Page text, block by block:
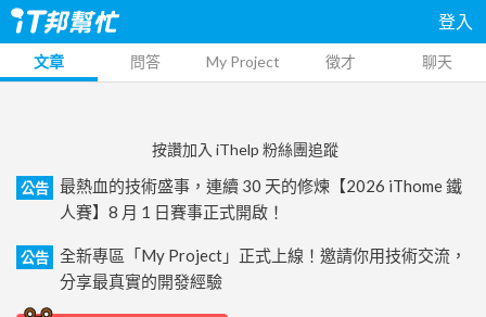
登入
文章 問答 My Project 徵才 聊天
按讚加入 iThelp 粉絲團追蹤
公告
最熱血的技術盛事，連續 30 天的修煉【2026 iThome 鐵
人賽】8 月 1 日賽事正式開啟！
公告
全新專區「My Project」正式上線！邀請你用技術交流，
分享最真實的開發經驗